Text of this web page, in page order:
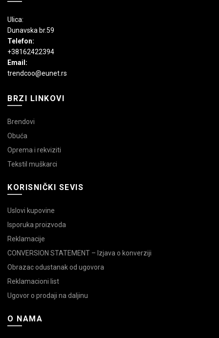
Ulica:
Dunavska br.59
Telefon:
+38162422394
Email:
trendcoo@eunet.rs
BRZI LINKOVI
Brendovi
Obuća
Oprema i rekviziti
Tekstil muškarci
KORISNIČKI SEVIS
Uslovi kupovine
Isporuka proizvoda
Reklamacije
CONVERSION STATEMENT – Izjava o konverziji
Obrazac odustanak od ugovora
Reklamacioni list
Ugovor o prodaji na daljinu
O NAMA